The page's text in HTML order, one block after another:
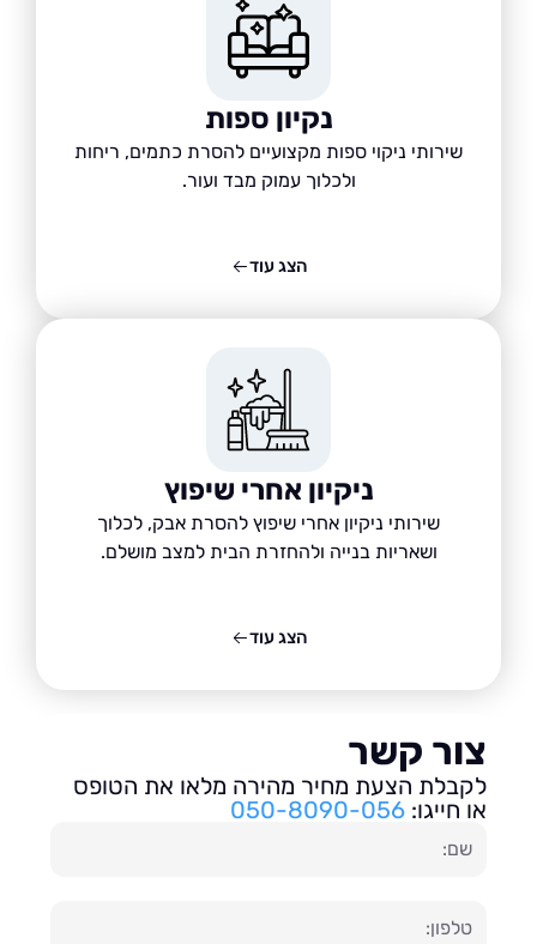
נקיון ספות
שירותי ניקוי ספות מקצועיים להסרת כתמים, ריחות
ולכלוך עמוק מבד ועור.
ניקיון אחרי שיפוץ
שירותי ניקיון אחרי שיפוץ להסרת אבק, לכלוך
ושאריות בנייה ולהחזרת הבית למצב מושלם.
קשר
הצעת מחיר מהירה מלאו את הטופס
חייגו:050-8090-056